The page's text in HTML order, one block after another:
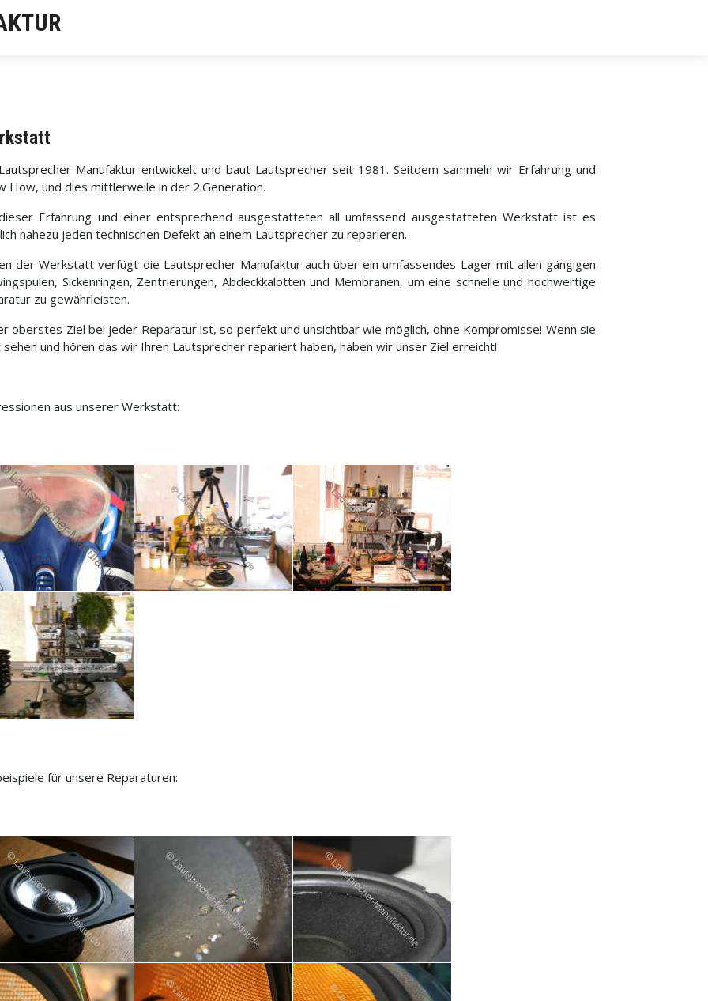
Manufaktur entwickelt und baut Lautsprecher seit 1981. Seitdem sammeln wir Erfahrung und
How, und dies mittlerweile in der 2.Generation.
Erfahrung und einer entsprechend ausgestatteten all umfassend ausgestatteten Werkstatt ist es
nahezu jeden technischen Defekt an einem Lautsprecher zu reparieren.
der Werkstatt verfügt die Lautsprecher Manufaktur auch über ein umfassendes Lager mit allen gängigen
Sickenringen, Zentrierungen, Abdeckkalotten und Membranen, um eine schnelle und hochwertige
zu gewährleisten.
oberstes Ziel bei jeder Reparatur ist, so perfekt und unsichtbar wie möglich, ohne Kompromisse! Wenn sie
sehen und hören das wir Ihren Lautsprecher repariert haben, haben wir unser Ziel erreicht!
aus unserer Werkstatt:
für unsere Reparaturen: